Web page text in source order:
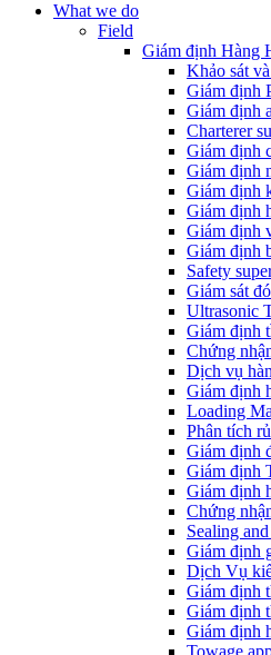
What we do
Field
Giám định Hàng
Khảo sát
Giám định
Giám định
Charterer
Giám định
​Giám định
Giám định
Giám định
Giám định
Giám định
Safety
Giám sát
Ultrasonic
Giám định
Chứng
Dịch vụ
Giám định
Loading
Phân tích
​Giám định
Giám định
​Giám định
Chứng
Sealing
Giám định
Dịch Vụ
Giám định
Giám định
Giám định